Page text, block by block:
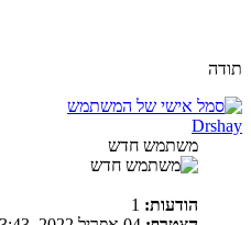
תודה
Drshay
משתמש חדש
הודעות: